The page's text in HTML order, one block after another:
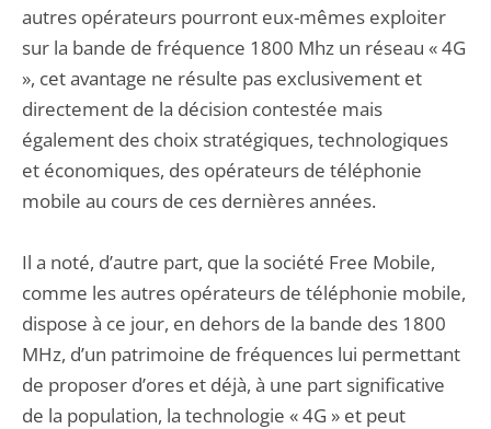
autres opérateurs pourront eux-mêmes exploiter
sur la bande de fréquence 1800 Mhz un réseau « 4G
», cet avantage ne résulte pas exclusivement et
directement de la décision contestée mais
également des choix stratégiques, technologiques
et économiques, des opérateurs de téléphonie
mobile au cours de ces dernières années.
Il a noté, d’autre part, que la société Free Mobile,
comme les autres opérateurs de téléphonie mobile,
dispose à ce jour, en dehors de la bande des 1800
MHz, d’un patrimoine de fréquences lui permettant
de proposer d’ores et déjà, à une part significative
de la population, la technologie « 4G » et peut